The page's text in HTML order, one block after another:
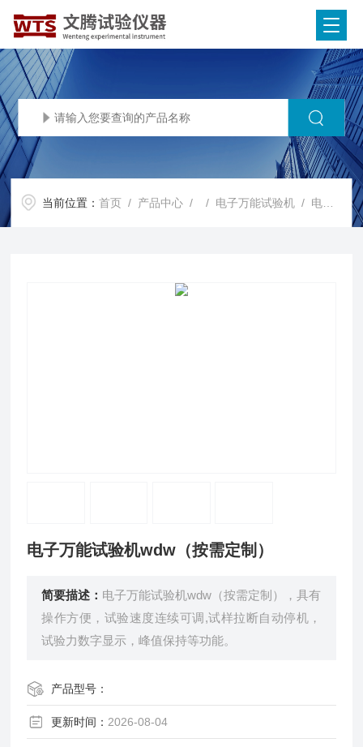
当前位置：首页 / 产品中心 / / 电子万能试验机 / 电子万能试验机wdw（按需定制）
电子万能试验机wdw（按需定制）
简要描述： 电子万能试验机wdw（按需定制），具有
操作方便，试验速度连续可调,试样拉断自动停机，
试验力数字显示，峰值保持等功能。
产品型号：
更新时间： 2026-08-04